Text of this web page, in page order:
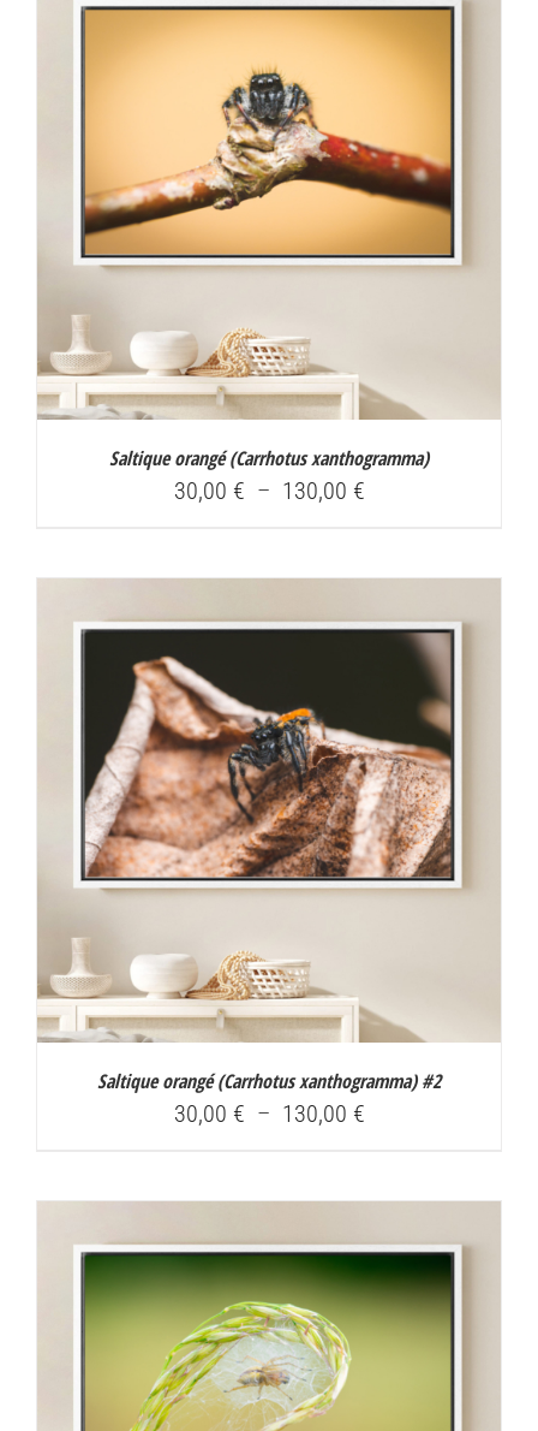
à
Saltique orangé (Carrhotus xanthogramma)
30,00 € – 130,00 €Plage
à
130,00 €
Saltique orangé (Carrhotus xanthogramma) #2
30,00 € – 130,00 €Plage
à
130,00 €